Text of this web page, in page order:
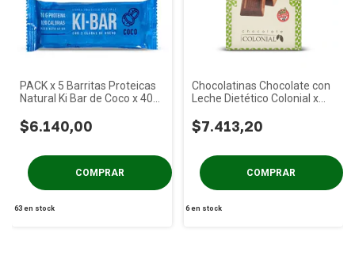
PACK x 5 Barritas Proteicas
Natural Ki Bar de Coco x 40
$6.140,00
63en stock
Chocolatinas Chocolate con
Leche Dietético Colonial x
$7.413,20
6en stock